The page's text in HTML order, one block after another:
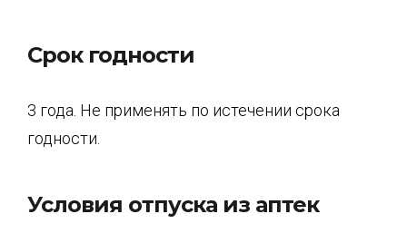
Срок годности
3 года. Не применять по истечении срока
годности.
Условия отпуска из аптек